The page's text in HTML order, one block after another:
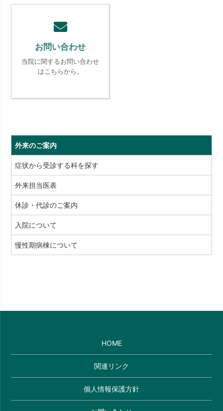
お問い合わせ
当院に関するお問い合わせ
はこちらから。
外来のご案内
症状から受診する科を探す
外来担当医表
休診・代診のご案内
入院について
慢性期病棟について
HOME
関連リンク
個人情報保護方針